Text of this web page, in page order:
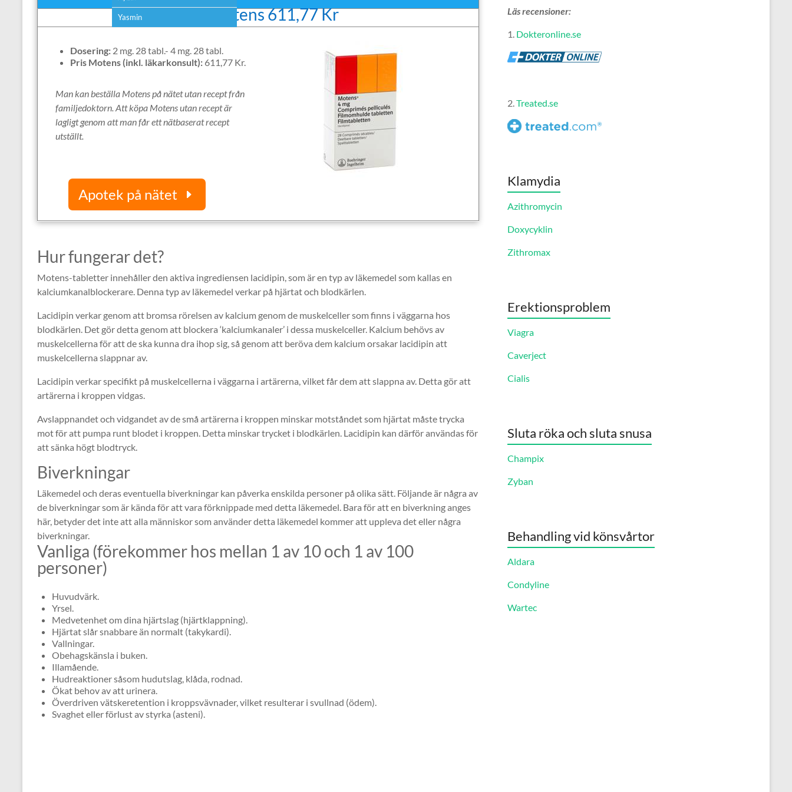
Yasmin Pris Motens 611,77 Kr
Dosering: 2 mg. 28 tabl.- 4 mg. 28 tabl.
Pris Motens (inkl. läkarkonsult): 611,77 Kr.
Man kan beställa Motens på nätet utan recept från
familjedoktorn. Att köpa Motens utan recept är
lagligt genom att man får ett nätbaserat recept
utställt.
Apotek på nätet
Hur fungerar det?
Motens-tabletter innehåller den aktiva ingrediensen lacidipin, som är en typ av läkemedel som kallas en
kalciumkanalblockerare. Denna typ av läkemedel verkar på hjärtat och blodkärlen.
Lacidipin verkar genom att bromsa rörelsen av kalcium genom de muskelceller som finns i väggarna hos
blodkärlen. Det gör detta genom att blockera ‘kalciumkanaler’ i dessa muskelceller. Kalcium behövs av
muskelcellerna för att de ska kunna dra ihop sig, så genom att beröva dem kalcium orsakar lacidipin att
muskelcellerna slappnar av.
Lacidipin verkar specifikt på muskelcellerna i väggarna i artärerna, vilket får dem att slappna av. Detta gör att
artärerna i kroppen vidgas.
Avslappnandet och vidgandet av de små artärerna i kroppen minskar motståndet som hjärtat måste trycka
mot för att pumpa runt blodet i kroppen. Detta minskar trycket i blodkärlen. Lacidipin kan därför användas för
att sänka högt blodtryck.
Biverkningar
Läkemedel och deras eventuella biverkningar kan påverka enskilda personer på olika sätt. Följande är några av
de biverkningar som är kända för att vara förknippade med detta läkemedel. Bara för att en biverkning anges
här, betyder det inte att alla människor som använder detta läkemedel kommer att uppleva det eller några
biverkningar.
Vanliga (förekommer hos mellan 1 av 10 och 1 av 100
personer)
Huvudvärk.
Yrsel.
Medvetenhet om dina hjärtslag (hjärtklappning).
Hjärtat slår snabbare än normalt (takykardi).
Vallningar.
Obehagskänsla i buken.
Illamående.
Hudreaktioner såsom hudutslag, klåda, rodnad.
Ökat behov av att urinera.
Överdriven vätskeretention i kroppsvävnader, vilket resulterar i svullnad (ödem).
Svaghet eller förlust av styrka (asteni).
Läs recensioner:
1. Dokteronline.se
2.Treated.se
Klamydia
Azithromycin
Doxycyklin
Zithromax
Erektionsproblem
Viagra
Caverject
Cialis
Sluta röka och sluta snusa
Champix
Zyban
Behandling vid könsvårtor
Aldara
Condyline
Wartec